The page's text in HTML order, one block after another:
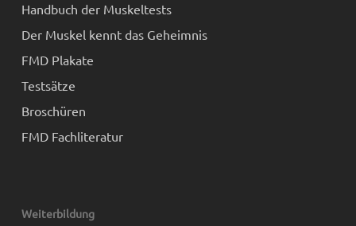
Handbuch der Muskeltests
Der Muskel kennt das Geheimnis
FMD Plakate
Testsätze
Broschüren
FMD Fachliteratur
Weiterbildung